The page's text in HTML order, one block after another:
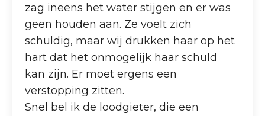
zag ineens het water stijgen en er was
geen houden aan. Ze voelt zich
schuldig, maar wij drukken haar op het
hart dat het onmogelijk haar schuld
kan zijn. Er moet ergens een
verstopping zitten.
Snel bel ik de loodgieter, die een